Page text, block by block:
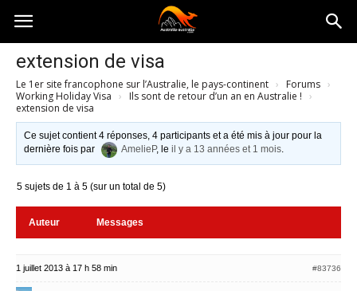
Australia-
australie.com
extension de visa
Le 1er site francophone sur l’Australie, le pays-continent › Forums ›
Working Holiday Visa › Ils sont de retour d’un an en Australie ! ›
extension de visa
Ce sujet contient 4 réponses, 4 participants et a été mis à jour pour la
dernière fois par
AmelieP, leil y a 13 années et 1 mois.
5 sujets de 1 à 5 (sur un total de 5)
Auteur Messages
1 juillet 2013 à 17 h 58 min #83736